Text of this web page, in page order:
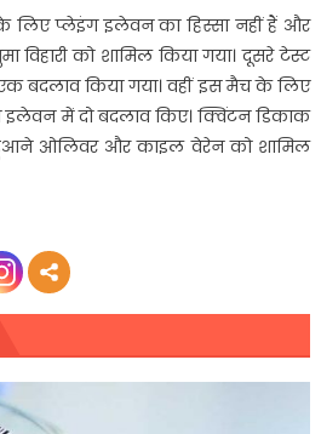
लिए प्लेइंग इलेवन का हिस्सा नहीं हैं और
को शामिल किया गया। दूसरे टेस्ट
बदलाव किया गया। वहीं इस मैच के लिए
इलेवन में दो बदलाव किए। क्विंटन डिकाक
ओलिवर और काइल वेरेन को शामिल